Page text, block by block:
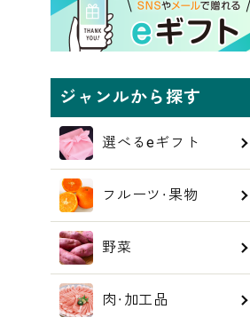
ジャンルから探す
選べるeギフト
フルーツ・果物
野菜
肉・加工品